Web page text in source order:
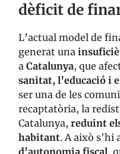
dèficit de
L’actual model de
generat una
a Catalunya, que
sanitat, l’educació i
ser una de les
recaptatòria, la
Catalunya, reduint
habitant. A això s'hi